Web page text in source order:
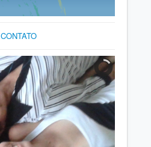
CONTATO